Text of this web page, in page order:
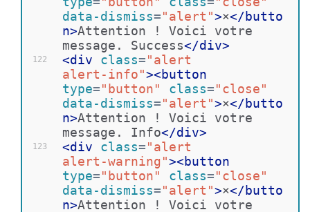
122
123
data-dismiss="alert">×</butto
n>Attention ! Voici votre
message. Success</div>
<div class="alert
alert-info"><button
type="button" class="close"
data-dismiss="alert">×</butto
n>Attention ! Voici votre
message. Info</div>
<div class="alert
alert-warning"><button
type="button" class="close"
data-dismiss="alert">×</butto
n>Attention ! Voici votre